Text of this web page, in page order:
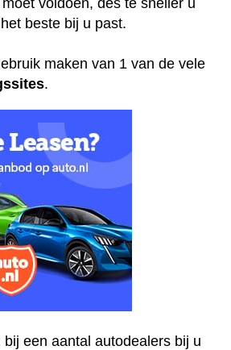
beste bij u past.
maken van 1 van de vele
.
een aantal autodealers bij u